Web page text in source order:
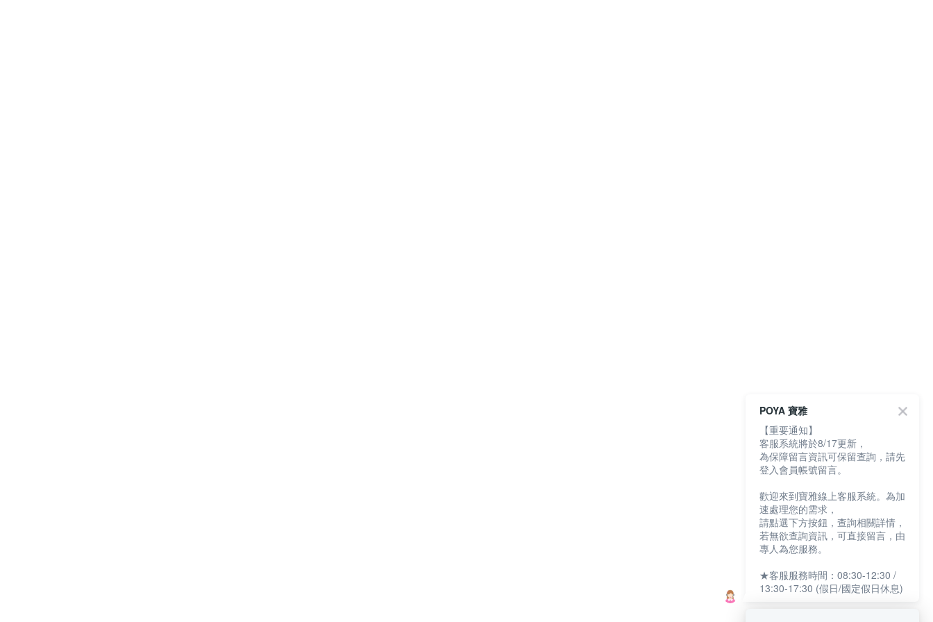
POYA 寶雅
【重要通知】
客服系統將於8/17更新，
為保障留言資訊可保留查詢，請先
登入會員帳號留言。
歡迎來到寶雅線上客服系統。為加
速處理您的需求，
請點選下方按鈕，查詢相關詳情，
若無欲查詢資訊，可直接留言，由
專人為您服務。
★客服服務時間：08:30-12:30 /
13:30-17:30 (假日/國定假日休息)